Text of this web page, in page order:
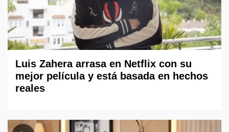
Luis Zahera arrasa en Netflix con su
mejor película y está basada en hechos
reales